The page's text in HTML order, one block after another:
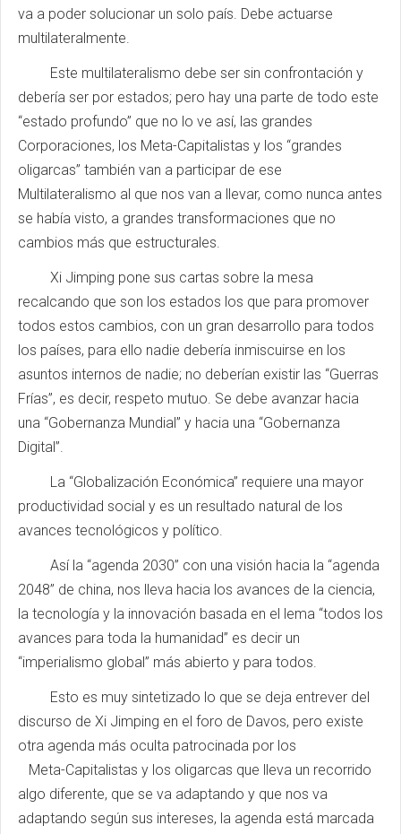
va a poder solucionar un solo país. Debe actuarse
multilateralmente.
Este multilateralismo debe ser sin confrontación y
debería ser por estados; pero hay una parte de todo este
“estado profundo” que no lo ve así, las grandes
Corporaciones, los Meta-Capitalistas y los “grandes
oligarcas” también van a participar de ese
Multilateralismo al que nos van a llevar, como nunca antes
se había visto, a grandes transformaciones que no
cambios más que estructurales.
Xi Jimping pone sus cartas sobre la mesa
recalcando que son los estados los que para promover
todos estos cambios, con un gran desarrollo para todos
los países, para ello nadie debería inmiscuirse en los
asuntos internos de nadie; no deberían existir las “Guerras
Frías”, es decir, respeto mutuo. Se debe avanzar hacia
una “Gobernanza Mundial” y hacia una “Gobernanza
Digital”.
La “Globalización Económica” requiere una mayor
productividad social y es un resultado natural de los
avances tecnológicos y político.
Así la “agenda 2030” con una visión hacia la “agenda
2048” de china, nos lleva hacia los avances de la ciencia,
la tecnología y la innovación basada en el lema “todos los
avances para toda la humanidad” es decir un
“imperialismo global” más abierto y para todos.
Esto es muy sintetizado lo que se deja entrever del
discurso de Xi Jimping en el foro de Davos, pero existe
otra agenda más oculta patrocinada por los
Meta-Capitalistas y los oligarcas que lleva un recorrido
algo diferente, que se va adaptando y que nos va
adaptando según sus intereses, la agenda está marcada